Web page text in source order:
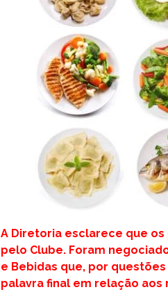
A Diretoria esclarece que
pelo Clube. Foram
e Bebidas que, por
palavra final em relação aos